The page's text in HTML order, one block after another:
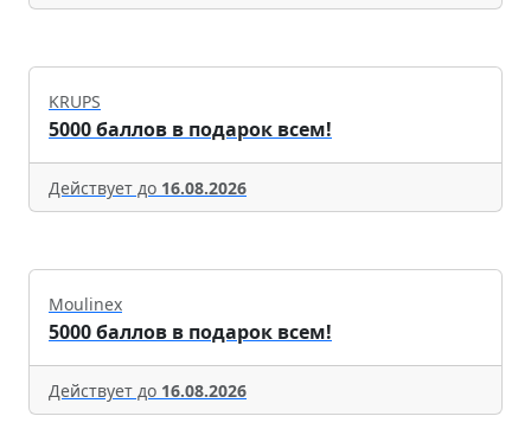
KRUPS
5000 баллов в подарок всем!
Действует до 16.08.2026
Moulinex
5000 баллов в подарок всем!
Действует до 16.08.2026